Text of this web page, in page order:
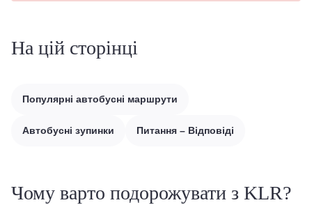
На цій сторінці
Популярні автобусні маршрути
Автобусні зупинки Питання – Відповіді
Чому варто подорожувати з KLR?